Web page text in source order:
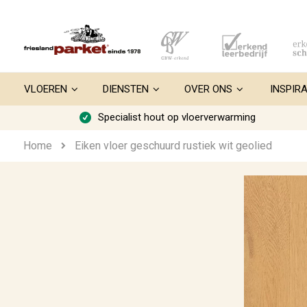
VLOEREN DIENSTEN OVER ONS
Specialist hout op vloerverwarming
Home Eiken vloer geschuurd rustiek wit geolied
Ga
naar
het
einde
afbeeldingen-